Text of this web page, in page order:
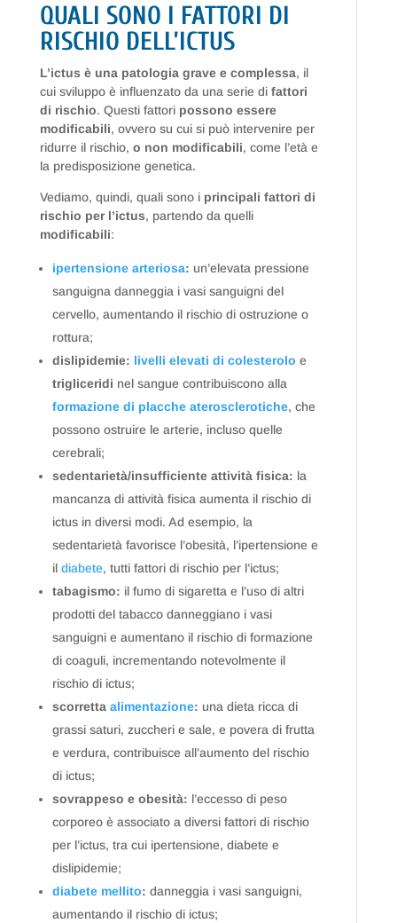
QUALI SONO I FATTORI DI
RISCHIO DELL’ICTUS
L’ictus è una patologia grave e complessa, il
cui sviluppo è influenzato da una serie di fattori
di rischio. Questi fattori possono essere
modificabili, ovvero su cui si può intervenire per
ridurre il rischio, o non modificabili, come l’età e
la predisposizione genetica.
Vediamo, quindi, quali sono i principali fattori di
rischio per l’ictus, partendo da quelli
modificabili:
ipertensione arteriosa: un’elevata pressione
sanguigna danneggia i vasi sanguigni del
cervello, aumentando il rischio di ostruzione o
rottura;
dislipidemie: livelli elevati di colesterolo e
trigliceridi nel sangue contribuiscono alla
formazione di placche aterosclerotiche, che
possono ostruire le arterie, incluso quelle
cerebrali;
sedentarietà/insufficiente attività fisica: la
mancanza di attività fisica aumenta il rischio di
ictus in diversi modi. Ad esempio, la
sedentarietà favorisce l’obesità, l’ipertensione e
il diabete, tutti fattori di rischio per l’ictus;
tabagismo: il fumo di sigaretta e l’uso di altri
prodotti del tabacco danneggiano i vasi
sanguigni e aumentano il rischio di formazione
di coaguli, incrementando notevolmente il
rischio di ictus;
scorretta alimentazione: una dieta ricca di
grassi saturi, zuccheri e sale, e povera di frutta
e verdura, contribuisce all’aumento del rischio
di ictus;
sovrappeso e obesità: l’eccesso di peso
corporeo è associato a diversi fattori di rischio
per l’ictus, tra cui ipertensione, diabete e
dislipidemie;
diabete mellito: danneggia i vasi sanguigni,
aumentando il rischio di ictus;